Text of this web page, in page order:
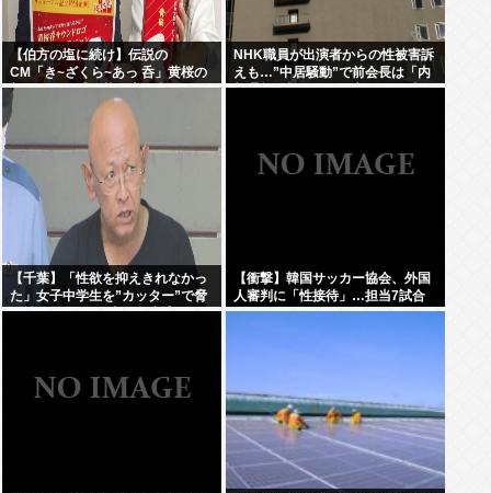
【伯方の塩に続け】伝説の
CM「き~ざくら~あっ 呑」黄桜の
新たな歌い手公募に志願者殺到
NHK職員が出演者からの性被害訴
えも…”中居騒動”で前会長は「内
部通報一切ない」発言との矛盾を
【千葉】「性欲を抑えきれなかっ
た」女子中学生を”カッター”で脅
し性的暴行か 56歳の男逮捕 2人に
【衝撃】韓国サッカー協会、外国
人審判に「性接待」…担当7試合
はまさかの無敗